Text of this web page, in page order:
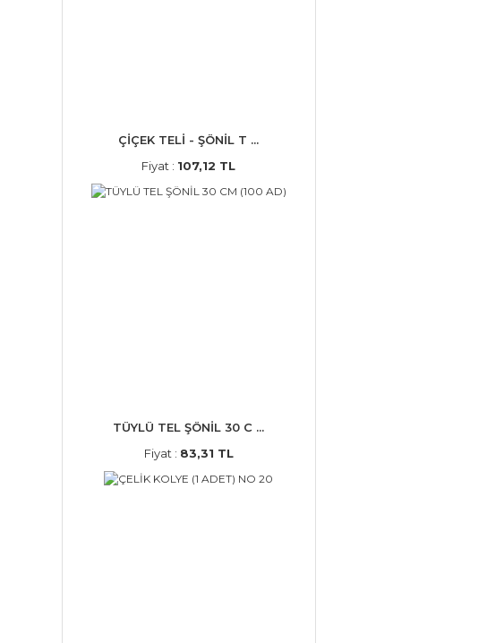
ÇİÇEK TELİ - ŞÖNİL T ...
Fiyat : 107,12 TL
TÜYLÜ TEL ŞÖNİL 30 C ...
Fiyat : 83,31 TL